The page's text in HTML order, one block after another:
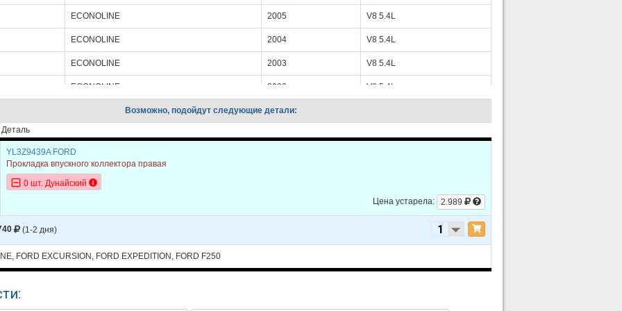
ECONOLINE 2005 V8 5.4L
ECONOLINE 2004 V8 5.4L
ECONOLINE 2003 V8 5.4L
ECONOLINE 2002 V8 5.4L
2001
EXCURSION
EXCURSION
V8 5.4L
EXCURSION
Возможно, подойдут следующие детали:
Деталь
YL3Z9439A FORD
Прокладка впускного коллектора правая
0 шт. Дунайский
Цена устарела:
2.989
(1-2 дня)
FORD EXCURSION, FORD EXPEDITION, FORD F250